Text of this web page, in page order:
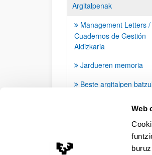
Web
Argitalpenak
Management Letters /
Cuadernos de Gestión
Aldizkaria
Jardueren memoria
Beste argitalpen
Prentsa agerraldiak